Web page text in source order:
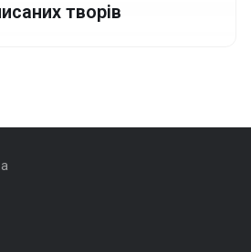
творів